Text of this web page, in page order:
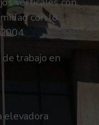
con lo
trabajo en
elevadora